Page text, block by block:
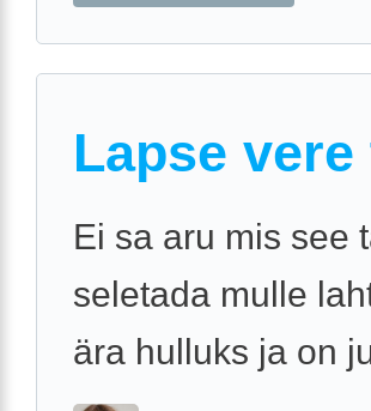
Lapse
Ei sa aru mis see
seletada mulle
ära hulluks ja on